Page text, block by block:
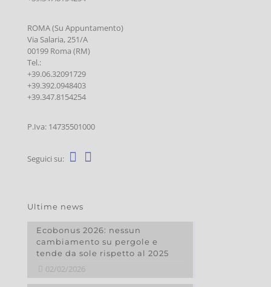
ROMA (Su Appuntamento)
Via Salaria, 251/A
00199 Roma (RM)
Tel.:
+39.06.32091729
+39.392.0948403
+39.347.8154254
P.Iva: 14735501000
Seguici su:
Ultime news
Ecobonus 2026: nessun
cambiamento su pergole e
tende da sole rispetto al 2025
02/02/2026